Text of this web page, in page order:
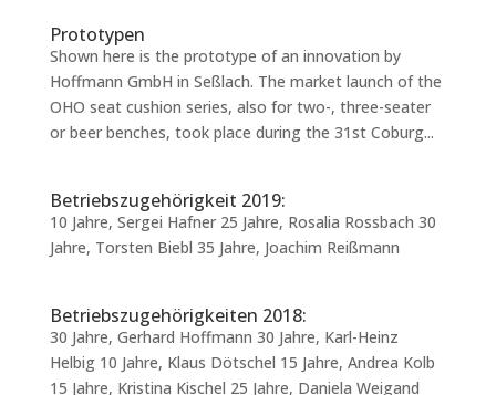
Prototypen
Shown here is the prototype of an innovation by
Hoffmann GmbH in Seßlach. The market launch of the
OHO seat cushion series, also for two-, three-seater
or beer benches, took place during the 31st Coburg...
Betriebszugehörigkeit 2019:
10 Jahre, Sergei Hafner 25 Jahre, Rosalia Rossbach 30
Jahre, Torsten Biebl 35 Jahre, Joachim Reißmann
Betriebszugehörigkeiten 2018:
30 Jahre, Gerhard Hoffmann 30 Jahre, Karl-Heinz
Helbig 10 Jahre, Klaus Dötschel 15 Jahre, Andrea Kolb
15 Jahre, Kristina Kischel 25 Jahre, Daniela Weigand